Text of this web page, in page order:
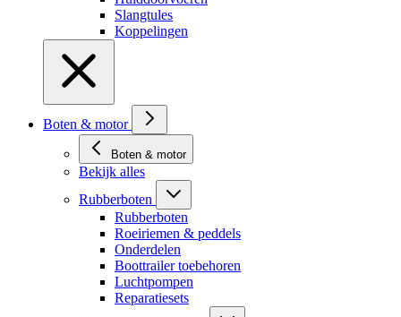
Slangtules
Koppelingen
Boten & motor
Boten & motor
Bekijk alles
Rubberboten
Rubberboten
Roeiriemen & peddels
Onderdelen
Boottrailer toebehoren
Luchtpompen
Reparatiesets